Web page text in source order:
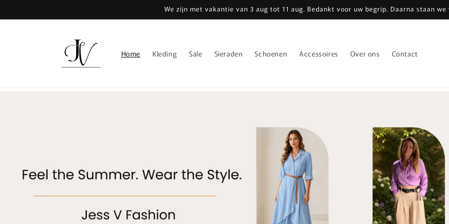
content
We zijn met vakantie van 3 aug tot 11 aug. Bedankt voor uw begrip. Daarna staan
Home Kleding Sale Sieraden Schoenen Accessoires Over ons Contact